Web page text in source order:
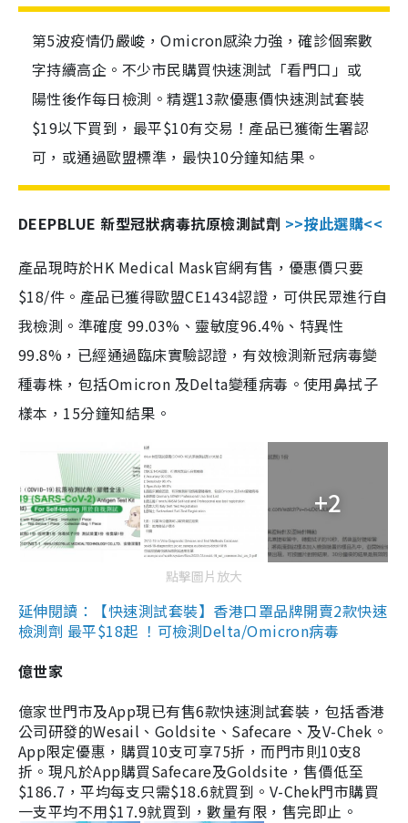
第5波疫情仍嚴峻，Omicron感染力強，確診個案數
字持續高企。不少市民購買快速測試「看門口」或
陽性後作每日檢測。精選13款優惠價快速測試套裝
$19以下買到，最平$10有交易！產品已獲衛生署認
可，或通過歐盟標準，最快10分鐘知結果。
DEEPBLUE 新型冠狀病毒抗原檢測試劑 >>按此選購<<
產品現時於HK Medical Mask官網有售，優惠價只要
$18/件。產品已獲得歐盟CE1434認證，可供民眾進行自
我檢測。準確度 99.03%、靈敏度96.4%、特異性
99.8%，已經通過臨床實驗認證，有效檢測新冠病毒變
種毒株，包括Omicron 及Delta變種病毒。使用鼻拭子
樣本，15分鐘知結果。
+2
點擊圖片放大
延伸閱讀：【快速測試套裝】香港口罩品牌開賣2款快速
檢測劑 最平$18起 ！可檢測Delta/Omicron病毒
億世家
億家世門市及App現已有售6款快速測試套裝，包括香港
公司研發的Wesail、Goldsite、Safecare、及V-Chek。
App限定優惠，購買10支可享75折，而門市則10支8
折。現凡於App購買Safecare及Goldsite，售價低至
$186.7，平均每支只需$18.6就買到。V-Chek門市購買
一支平均不用$17.9就買到，數量有限，售完即止。